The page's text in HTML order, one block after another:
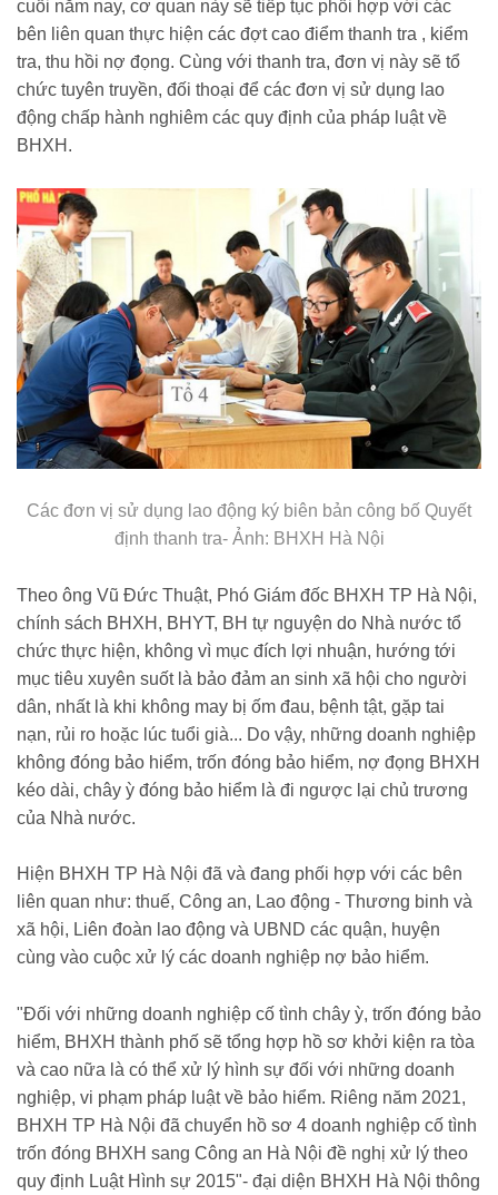
cuối năm nay, cơ quan này sẽ tiếp tục phối hợp với các
bên liên quan thực hiện các đợt cao điểm thanh tra , kiểm
tra, thu hồi nợ đọng. Cùng với thanh tra, đơn vị này sẽ tổ
chức tuyên truyền, đối thoại để các đơn vị sử dụng lao
động chấp hành nghiêm các quy định của pháp luật về
BHXH.
Các đơn vị sử dụng lao động ký biên bản công bố Quyết
định thanh tra- Ảnh: BHXH Hà Nội
Theo ông Vũ Đức Thuật, Phó Giám đốc BHXH TP Hà Nội,
chính sách BHXH, BHYT, BH tự nguyện do Nhà nước tổ
chức thực hiện, không vì mục đích lợi nhuận, hướng tới
mục tiêu xuyên suốt là bảo đảm an sinh xã hội cho người
dân, nhất là khi không may bị ốm đau, bệnh tật, gặp tai
nạn, rủi ro hoặc lúc tuổi già... Do vậy, những doanh nghiệp
không đóng bảo hiểm, trốn đóng bảo hiểm, nợ đọng BHXH
kéo dài, chây ỳ đóng bảo hiểm là đi ngược lại chủ trương
của Nhà nước.
Hiện BHXH TP Hà Nội đã và đang phối hợp với các bên
liên quan như: thuế, Công an, Lao động - Thương binh và
xã hội, Liên đoàn lao động và UBND các quận, huyện
cùng vào cuộc xử lý các doanh nghiệp nợ bảo hiểm.
"Đối với những doanh nghiệp cố tình chây ỳ, trốn đóng bảo
hiểm, BHXH thành phố sẽ tổng hợp hồ sơ khởi kiện ra tòa
và cao nữa là có thể xử lý hình sự đối với những doanh
nghiệp, vi phạm pháp luật về bảo hiểm. Riêng năm 2021,
BHXH TP Hà Nội đã chuyển hồ sơ 4 doanh nghiệp cố tình
trốn đóng BHXH sang Công an Hà Nội đề nghị xử lý theo
quy định Luật Hình sự 2015"- đại diện BHXH Hà Nội thông